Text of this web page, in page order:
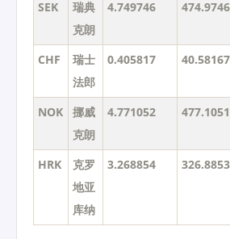
SEK
瑞典
克朗
4.749746
CHF
瑞士
法郎
0.405817
NOK
挪威
克朗
4.771052
HRK
克罗
地亚
库纳
3.268854